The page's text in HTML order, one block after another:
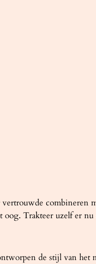
combineren
Trakteer uzelf er nu
de stijl van het